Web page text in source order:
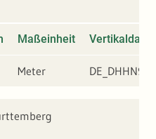
Maßeinheit
Meter